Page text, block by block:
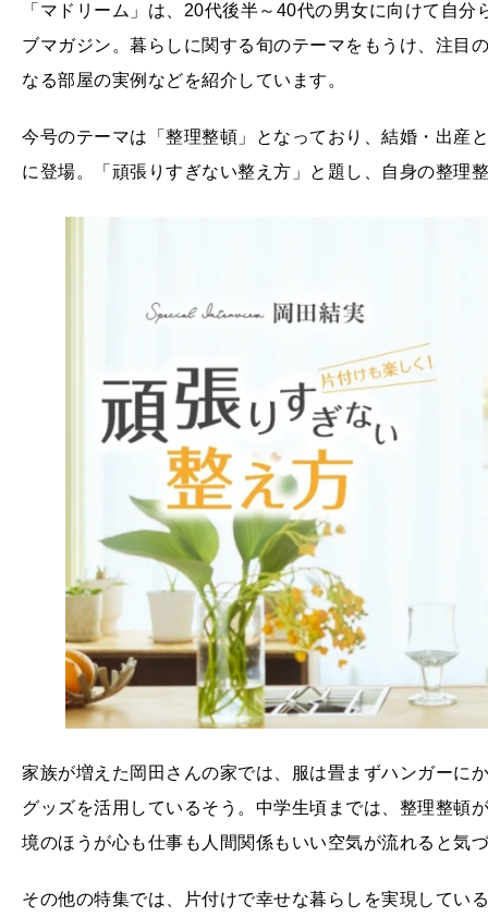
「マドリーム」は、20代後半～40代の男女に向けて自
ブマガジン。暮らしに関する旬のテーマをもうけ、注目
なる部屋の実例などを紹介しています。
今号のテーマは「整理整頓」となっており、結婚・出産
に登場。「頑張りすぎない整え方」と題し、自身の整理
家族が増えた岡田さんの家では、服は畳まずハンガーに
グッズを活用しているそう。中学生頃までは、整理整頓
境のほうが心も仕事も人間関係もいい空気が流れると気
その他の特集では、片付けで幸せな暮らしを実現してい